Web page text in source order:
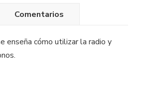
Comentarios
enseña cómo utilizar la radio y